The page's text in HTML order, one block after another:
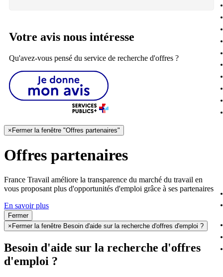
Votre avis nous intéresse
Qu'avez-vous pensé du service de recherche d'offres ?
× Fermer la fenêtre "Offres partenaires"
Offres partenaires
France Travail améliore la transparence du marché du travail en
vous proposant plus d'opportunités d'emploi grâce à ses partenaires
En savoir plus
Fermer
× Fermer la fenêtre Besoin d'aide sur la recherche d'offres d'emploi ?
Besoin d'aide sur la recherche d'offres
d'emploi ?